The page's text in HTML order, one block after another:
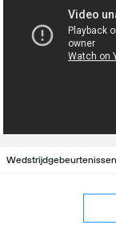
Wedstrijdgebeurtenissen